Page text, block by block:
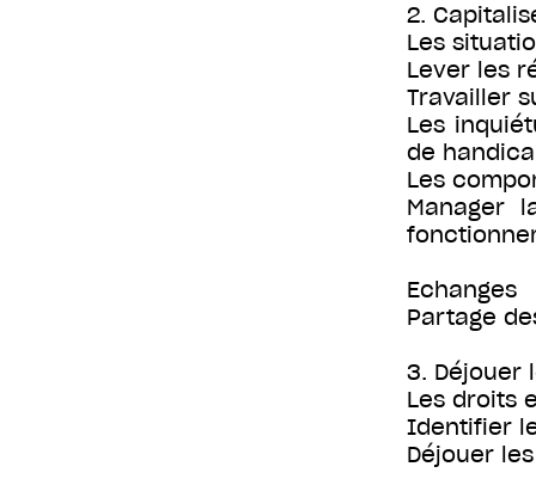
2.
Les
Lever les
Travailler
Les
de
Les
Manager
Echanges
Partage
3. Déjouer
Les droits
Identifier
Déjouer